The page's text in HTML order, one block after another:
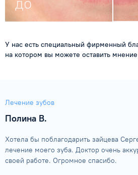
У нас есть специальный фирменный
на котором вы можете оставить
Лечение зубов
Полина В.
Хотела бы поблагодарить зайцева
лечение моего зуба. Доктор очень
своей работе. Огромное спасибо.